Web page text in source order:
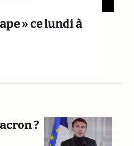
» ce lundi à
?